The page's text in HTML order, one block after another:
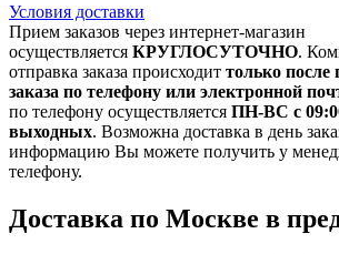
Условия доставки
Прием заказов через интернет-магазин
осуществляется КРУГЛОСУТОЧНО.
отправка заказа происходит только после
заказа по телефону или электронной
по телефону осуществляется ПН-ВС с
выходных. Возможна доставка в день
информацию Вы можете получить у
телефону.
Доставка по Москве в